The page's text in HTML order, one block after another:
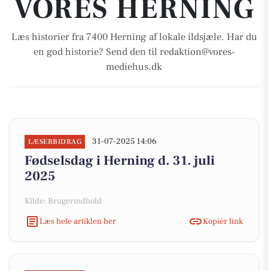
VORES HERNING
Læs historier fra 7400 Herning af lokale ildsjæle. Har du
en god historie? Send den til redaktion@vores-
mediehus.dk
LÆSERBIDRAG 31-07-2025 14:06
Fødselsdag i Herning d. 31. juli
2025
Kilde: Brugerindhold
Læs hele artiklen her
Kopiér link